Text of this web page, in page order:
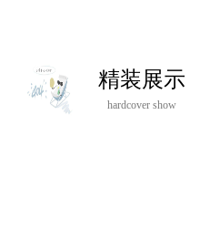
精装展示
hardcover show